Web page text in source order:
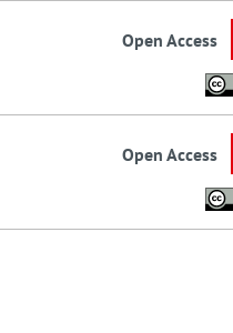
Open Access
Open Access